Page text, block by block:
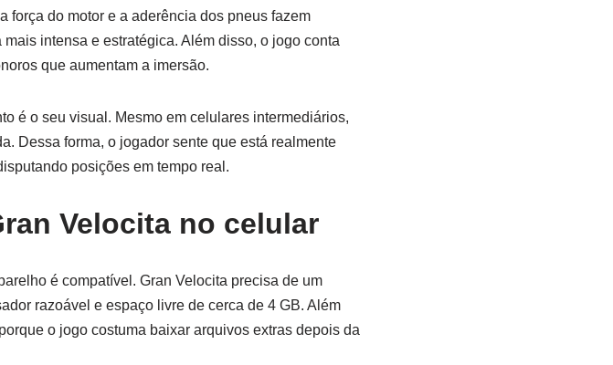
força do motor e a aderência dos pneus fazem
intensa e estratégica. Além disso, o jogo conta
que aumentam a imersão.
é o seu visual. Mesmo em celulares intermediários,
Dessa forma, o jogador sente que está realmente
posições em tempo real.
Velocita no celular
é compatível. Gran Velocita precisa de um
razoável e espaço livre de cerca de 4 GB. Além
o jogo costuma baixar arquivos extras depois da